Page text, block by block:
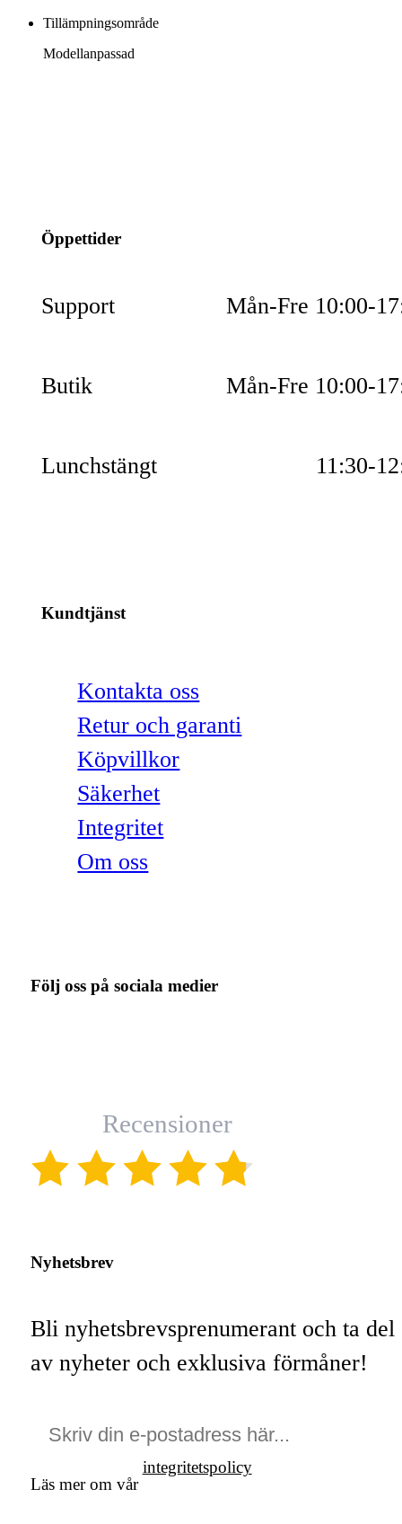
Tillämpningsområde
Modellanpassad
Öppettider
Support Mån-Fre 10:00-
Butik Mån-Fre 10:00-
Lunchstängt 11:30-
Kundtjänst
Kontakta oss
Retur och garanti
Köpvillkor
Säkerhet
Integritet
Om oss
Följ oss på sociala medier
Recensioner
Nyhetsbrev
Bli nyhetsbrevsprenumerant och ta del
av nyheter och exklusiva förmåner!
Läs mer om vår
integritetspolicy